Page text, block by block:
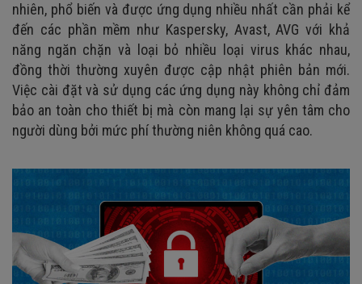
nhiên, phổ biến và được ứng dụng nhiều nhất cần phải kể
đến các phần mềm như Kaspersky, Avast, AVG với khả
năng ngăn chặn và loại bỏ nhiều loại virus khác nhau,
đồng thời thường xuyên được cập nhật phiên bản mới.
Việc cài đặt và sử dụng các ứng dụng này không chỉ đảm
bảo an toàn cho thiết bị mà còn mang lại sự yên tâm cho
người dùng bởi mức phí thường niên không quá cao.